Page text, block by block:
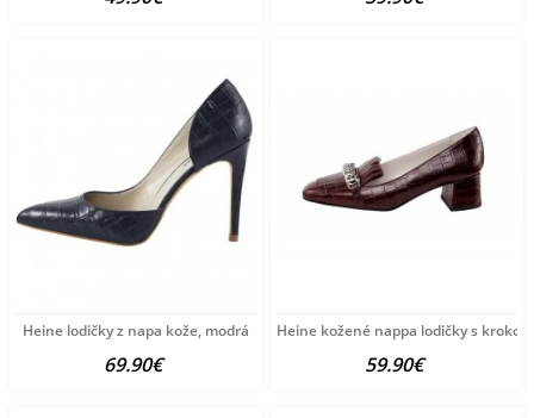
Heine lodičky z napa kože, modrá
69.90€
Heine kožené nappa lodičky s
59.90€